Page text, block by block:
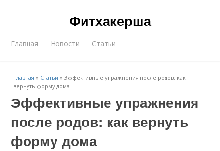
Фитхакерша
Главная Новости Статьи
Главная » Статьи »Эффективные упражнения после родов: как
вернуть форму дома
Эффективные упражнения
после родов: как вернуть
форму дома